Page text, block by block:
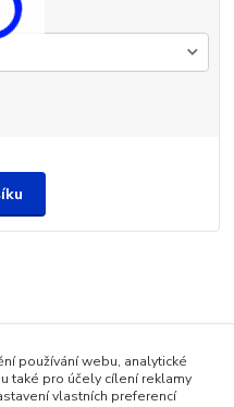
používání webu, analytické
také pro účely cílení reklamy
vlastních preferencí